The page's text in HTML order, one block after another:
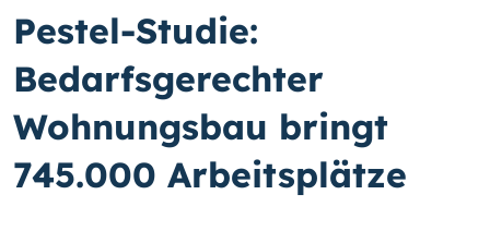
Pestel-Studie:
Bedarfsgerechter
Wohnungsbau bringt
745.000 Arbeitsplätze